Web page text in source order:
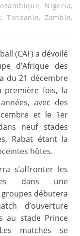
, Nigeria,
, Tanzanie,Zambie,
(CAF) a dévoilé
d’Afrique des
du 21 décembre
première fois, la
avec des
et le 1er
neuf stades
Rabat étant la
hôtes.
s’affronter les
dans une
débutera
d’ouverture
au stade Prince
matches se